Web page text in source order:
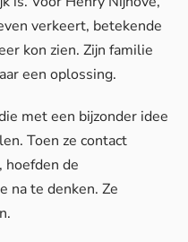
verkeert, betekende
kon zien. Zijn familie
een oplossing.
met een bijzonder idee
Toen ze contact
hoefden de
na te denken. Ze